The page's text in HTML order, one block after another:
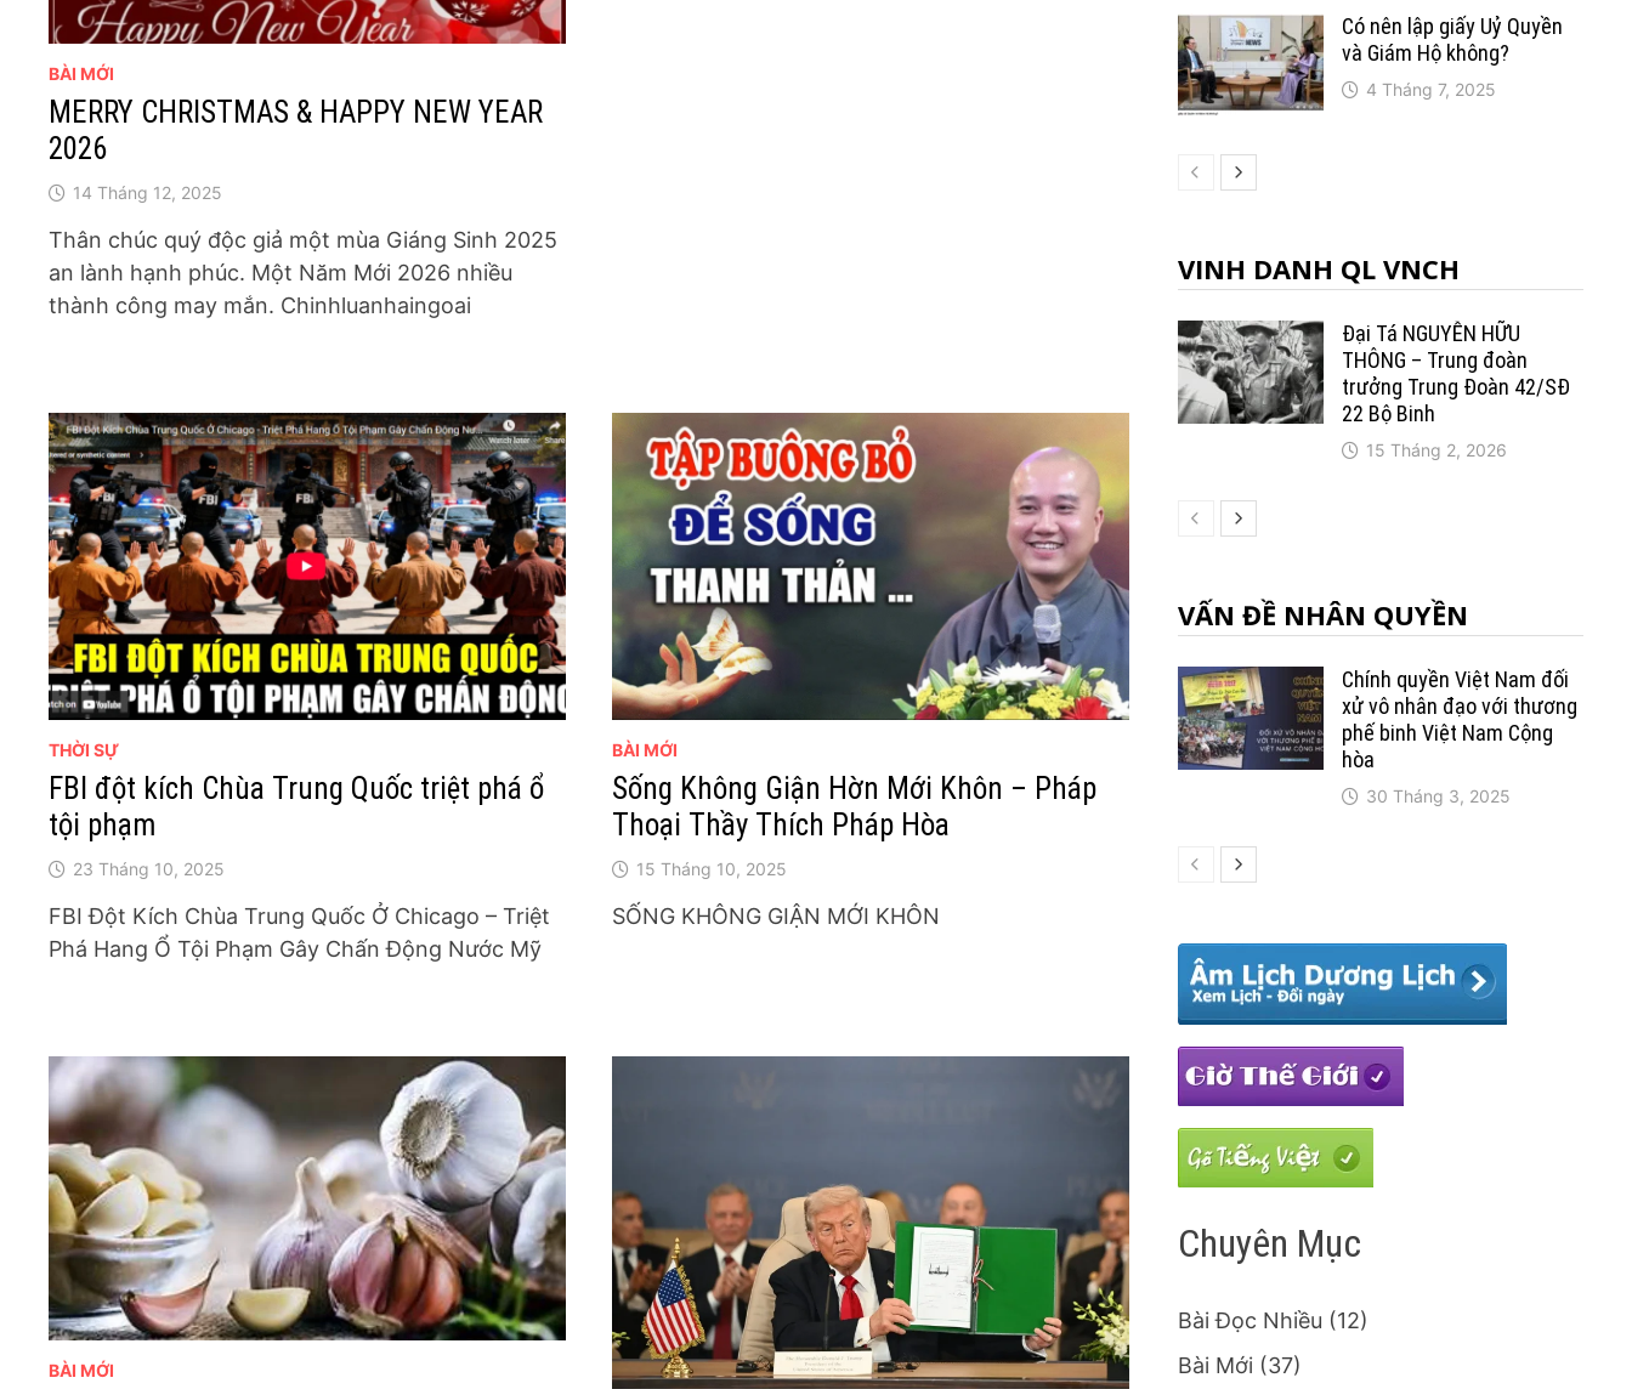
BÀI MỚI
MERRY CHRISTMAS & HAPPY NEW YEAR
2026
14 Tháng 12, 2025
Thân chúc quý độc giả một mùa Giáng Sinh 2025
an lành hạnh phúc. Một Năm Mới 2026 nhiều
thành công may mắn. Chinhluanhaingoai
THỜI SỰ
FBI đột kích Chùa Trung Quốc triệt phá ổ
tội phạm
23 Tháng 10, 2025
FBI Đột Kích Chùa Trung Quốc Ở Chicago – Triệt
Phá Hang Ổ Tội Phạm Gây Chấn Động Nước Mỹ
BÀI MỚI
Sống Không Giận Hờn Mới Khôn – Pháp
Thoại Thầy Thích Pháp Hòa
15 Tháng 10, 2025
SỐNG KHÔNG GIẬN MỚI KHÔN
BÀI MỚI
Có nên lập giấy Uỷ Quyền
và Giám Hộ không?
4 Tháng 7, 2025
VINH DANH QL VNCH
Đại Tá NGUYỄN HỮU
THÔNG – Trung đoàn
trưởng Trung Ðoàn 42/SÐ
22 Bộ Binh
15 Tháng 2, 2026
VẤN ĐỀ NHÂN QUYỀN
Chính quyền Việt Nam đối
xử vô nhân đạo với thương
phế binh Việt Nam Cộng
hòa
30 Tháng 3, 2025
Chuyên Mục
Bài Đọc Nhiều (12)
Bài Mới (37)